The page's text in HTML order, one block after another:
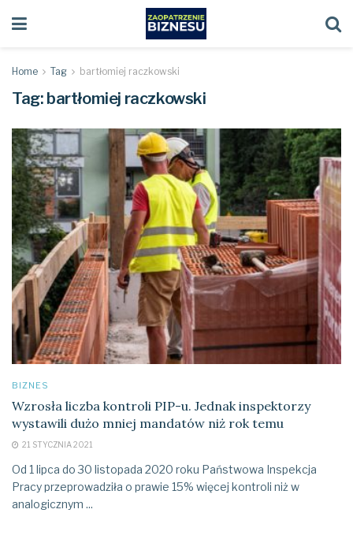
Home Tag bartłomiej raczkowski
Tag: bartłomiej raczkowski
BIZNES
Wzrosła liczba kontroli PIP-u. Jednak inspektorzy
wystawili dużo mniej mandatów niż rok temu
21 STYCZNIA 2021
Od 1 lipca do 30 listopada 2020 roku Państwowa Inspekcja
Pracy przeprowadziła o prawie 15% więcej kontroli niż w
analogicznym ...